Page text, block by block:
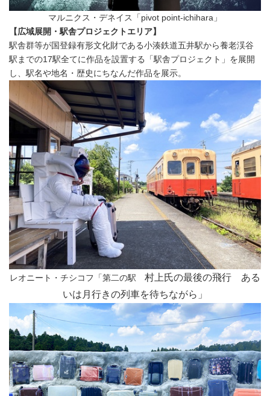
マルニクス・デネイス「pivot point-ichihara」
【広域展開・駅舎プロジェクトエリア】
駅舎群等が国登録有形文化財である小湊鉄道五井駅から養老渓谷
駅までの17駅全てに作品を設置する「駅舎プロジェクト」を展開
し、駅名や地名・歴史にちなんだ作品を展示。
レオニート・チシコフ「第二の駅 村上氏の最後の飛行 ある
いは 月行きの列車を待ちながら」